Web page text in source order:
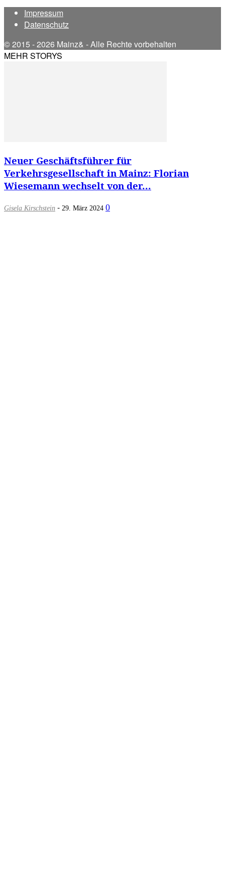
Impressum
Datenschutz
© 2015 - 2026 Mainz& - Alle Rechte vorbehalten
MEHR STORYS
Neuer Geschäftsführer für
Verkehrsgesellschaft in Mainz: Florian
Wiesemann wechselt von der...
Gisela Kirschstein - 29. März 2024 0